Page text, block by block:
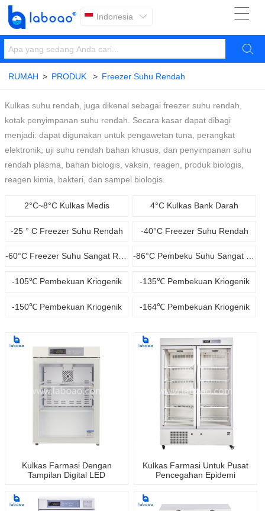
Indonesia  

RUMAH > PRODUK > Freezer Suhu Rendah
Kulkas suhu rendah, juga dikenal sebagai freezer suhu rendah,
kotak penyimpanan suhu rendah. Secara kasar dapat dibagi
menjadi: dapat digunakan untuk pengawetan tuna, perangkat
elektronik, uji suhu rendah bahan khusus, dan penyimpanan suhu
rendah plasma, bahan biologis, vaksin, reagen, produk biologis,
reagen kimia, bakteri, dan sampel biologis.
2°C~8°C Kulkas Medis 4°C Kulkas Bank Darah
-25 ° C Freezer Suhu Rendah -40°C Freezer Suhu Rendah
-60°C Freezer Suhu Sangat Rendah Low -86°C Pembeku Suhu Sangat Rendah
-105℃ Pembekuan Kriogenik -135℃ Pembekuan Kriogenik
-150℃ Pembekuan Kriogenik -164℃ Pembekuan Kriogenik
Kulkas Farmasi Dengan
Tampilan Digital LED
Kulkas Farmasi Untuk Pusat
Pencegahan Epidemi